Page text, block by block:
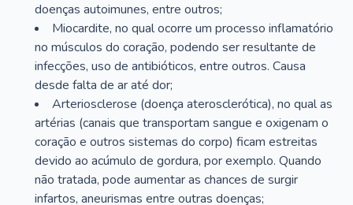
doenças autoimunes, entre outros;
Miocardite, no qual ocorre um processo inflamatório
no músculos do coração, podendo ser resultante de
infecções, uso de antibióticos, entre outros. Causa
desde falta de ar até dor;
Arteriosclerose (doença aterosclerótica), no qual as
artérias (canais que transportam sangue e oxigenam o
coração e outros sistemas do corpo) ficam estreitas
devido ao acúmulo de gordura, por exemplo. Quando
não tratada, pode aumentar as chances de surgir
infartos, aneurismas entre outras doenças;